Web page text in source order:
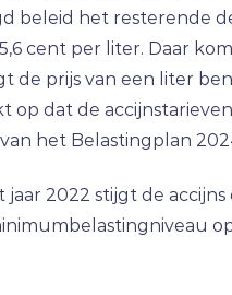
beleid het resterende
cent per liter. Daar
de prijs van een liter
op dat de
het Belastingplan
2022 stijgt de